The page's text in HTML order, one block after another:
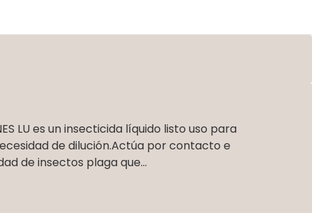
LU es un insecticida líquido listo uso para
de dilución.Actúa por contacto e
de insectos plaga que...